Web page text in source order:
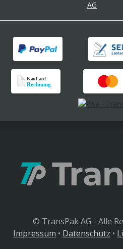
© TransPak AG - Alle
Impressum • Datenschutz •